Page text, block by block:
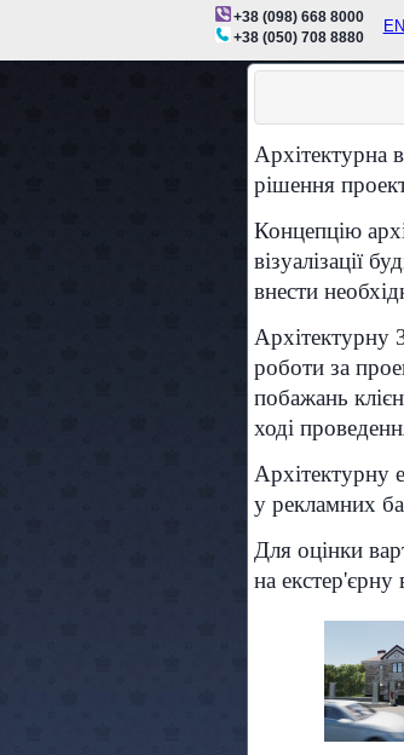
+38 (098) 668 8000
+38 (050) 708 8880
EN
Архітектурна
рішення
Концепцію
візуалізації
внести
Архітектурну
роботи за
побажань
ході
Архітектурну
у рекламних
Для оцінки
на екстер'єрну